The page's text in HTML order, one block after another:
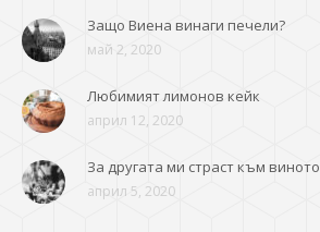
Защо Виена винаги печели?
май 2, 2020
Любимият лимонов кейк
април 12, 2020
За другата ми страст към виното
април 5, 2020